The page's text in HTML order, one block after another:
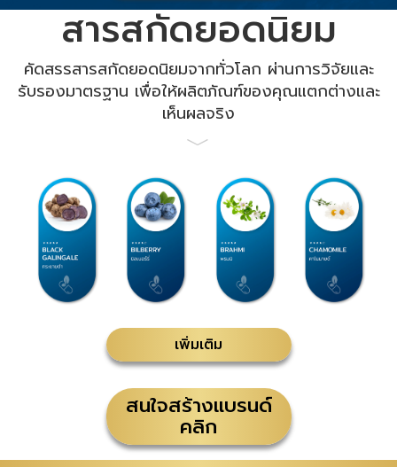
สารสกัดยอดนิยม
คัดสรรสารสกัดยอดนิยมจากทั่วโลก ผ่านการวิจัยและ
รับรองมาตรฐาน เพื่อให้ผลิตภัณฑ์ของคุณแตกต่างและ
เห็นผลจริง
﹀
เพิ่มเติม
สนใจสร้างแบรนด์
คลิก